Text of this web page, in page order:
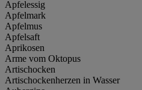
Apfelessig
Apfelmark
Apfelmus
Apfelsaft
Aprikosen
Arme vom Oktopus
Artischocken
Artischockenherzen in Wasser